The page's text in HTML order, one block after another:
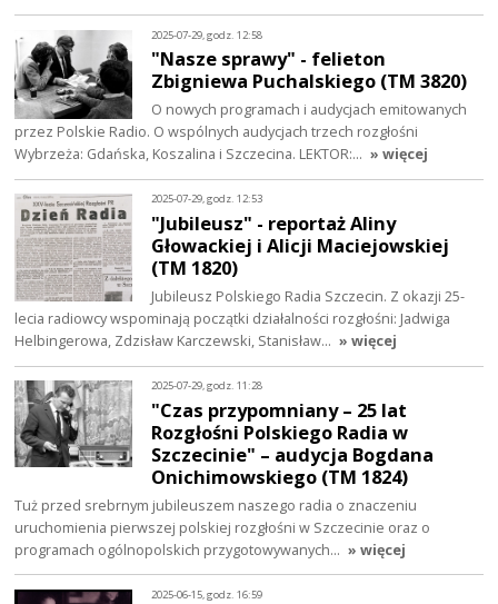
2025-07-29, godz. 12:58
"Nasze sprawy" - felieton
Zbigniewa Puchalskiego (TM 3820)
O nowych programach i audycjach emitowanych
przez Polskie Radio. O wspólnych audycjach trzech rozgłośni
Wybrzeża: Gdańska, Koszalina i Szczecina. LEKTOR:… » więcej
2025-07-29, godz. 12:53
"Jubileusz" - reportaż Aliny
Głowackiej i Alicji Maciejowskiej
(TM 1820)
Jubileusz Polskiego Radia Szczecin. Z okazji 25-
lecia radiowcy wspominają początki działalności rozgłośni: Jadwiga
Helbingerowa, Zdzisław Karczewski, Stanisław… » więcej
2025-07-29, godz. 11:28
"Czas przypomniany – 25 lat
Rozgłośni Polskiego Radia w
Szczecinie" – audycja Bogdana
Onichimowskiego (TM 1824)
Tuż przed srebrnym jubileuszem naszego radia o znaczeniu
uruchomienia pierwszej polskiej rozgłośni w Szczecinie oraz o
programach ogólnopolskich przygotowywanych… » więcej
2025-06-15, godz. 16:59